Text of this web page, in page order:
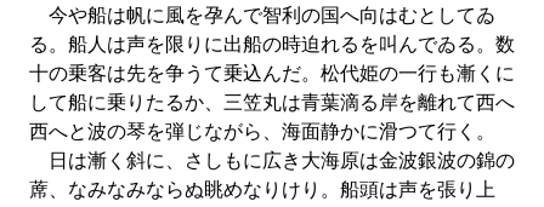
今や船は帆に風を孕んで智利の国へ向はむとしてゐ
る。船人は声を限りに出船の時迫れるを叫んでゐる。数
十の乗客は先を争うて乗込んだ。松代姫の一行も漸くに
して船に乗りたるか、三笠丸は青葉滴る岸を離れて西へ
西へと波の琴を弾じながら、海面静かに滑つて行く。
日は漸く斜に、さしもに広き大海原は金波銀波の錦の
蓆、なみなみならぬ眺めなりけり。船頭は声を張り上